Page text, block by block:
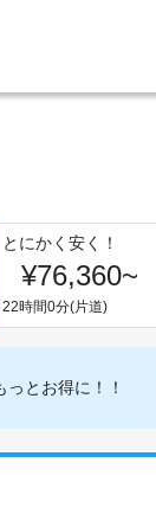
とにかく安く！
¥76,360~
22時間0分(片道)
とお得に！！